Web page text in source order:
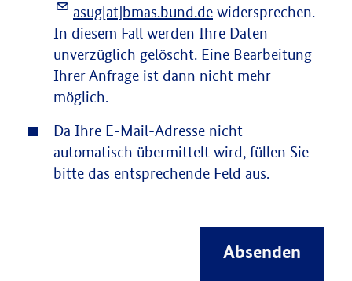
asug[at]bmas.bund.de widersprechen.
In diesem Fall werden Ihre Daten
unverzüglich gelöscht. Eine Bearbeitung
Ihrer Anfrage ist dann nicht mehr
möglich.
Da Ihre E-Mail-Adresse nicht
automatisch übermittelt wird, füllen Sie
bitte das entsprechende Feld aus.
Absenden